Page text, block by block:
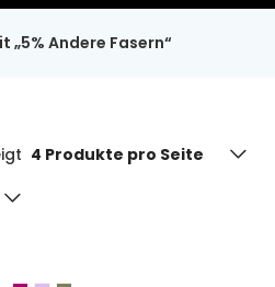
Andere Fasern“
4 Produkte pro Seite